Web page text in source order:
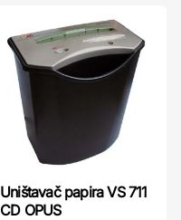
Uništavač papira VS 711
CD OPUS